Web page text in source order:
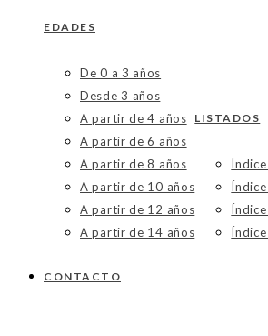
EDADES
De 0 a 3 años
Desde 3 años
A partir de 4 años
A partir de 6 años
A partir de 8 años
A partir de 10 años
A partir de 12 años
A partir de 14 años
LISTADOS
CONTACTO